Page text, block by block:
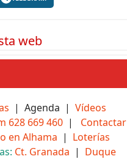
web
| Agenda | Vídeos
628 669 460 | Contactar
en Alhama | Loterías
Ct. Granada | Duque